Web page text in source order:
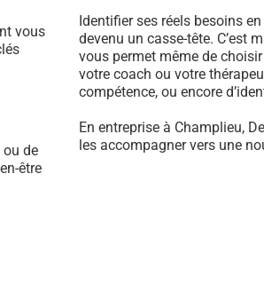
vous
ou de
être
Identifier ses réels besoins
devenu un casse-tête. C’est
vous permet même de
votre coach ou votre
compétence, ou encore
En entreprise à Champlieu,
les accompagner vers une